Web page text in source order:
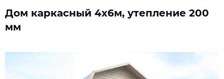
Дом каркасный 4х6м, утепление 200
мм